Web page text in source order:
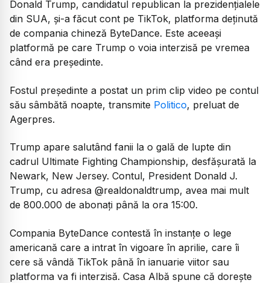
Donald Trump, candidatul republican la prezidențialele
din SUA, și-a făcut cont pe TikTok, platforma deținută
de compania chineză ByteDance. Este aceeași
platformă pe care Trump o voia interzisă pe vremea
când era președinte.
Fostul preşedinte a postat un prim clip video pe contul
său sâmbătă noapte, transmite Politico, preluat de
Agerpres.
Trump apare salutând fanii la o gală de lupte din
cadrul Ultimate Fighting Championship, desfăşurată la
Newark, New Jersey. Contul, President Donald J.
Trump, cu adresa @realdonaldtrump, avea mai mult
de 800.000 de abonaţi până la ora 15:00.
Compania ByteDance contestă în instanţe o lege
americană care a intrat în vigoare în aprilie, care îi
cere să vândă TikTok până în ianuarie viitor sau
platforma va fi interzisă. Casa Albă spune că doreşte